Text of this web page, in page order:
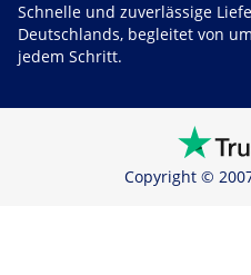
Schnelle und zuverlässige
Deutschlands, begleitet von
jedem Schritt.
Copyright ©